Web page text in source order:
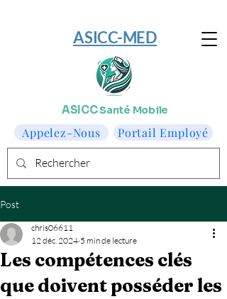
Portail Employé
​ASICC-MED
Appelez-Nous
ASICCSanté Mobile
Post
Les compétences clés
que doivent posséder les
chris06611
12 déc. 2024 5 min de lecture